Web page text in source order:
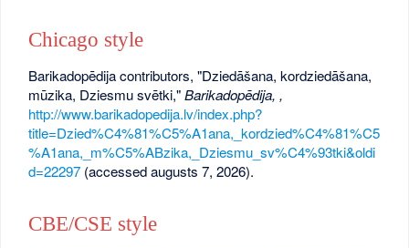
Chicago style
Barikadopēdija contributors, "Dziedāšana, kordziedāšana,
mūzika, Dziesmu svētki,"Barikadopēdija, ,
http://www.barikadopedija.lv/index.php?
title=Dzied%C4%81%C5%A1ana,_kordzied%C4%81%C5
%A1ana,_m%C5%ABzika,_Dziesmu_sv%C4%93tki&oldi
d=22297 (accessed augusts 7, 2026).
CBE/CSE style